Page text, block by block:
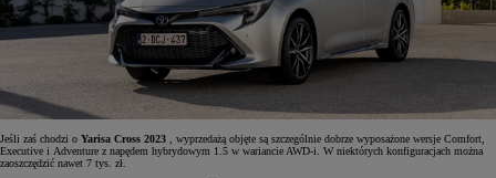
Jeśli zaś chodzi o Yarisa Cross 2023
, wyprzedażą objęte są szczególnie dobrze wyposażone wersje Comfort,
Executive i Adventure z napędem hybrydowym 1.5 w wariancie AWD-i. W niektórych konfiguracjach można
zaoszczędzić nawet 7 tys. zł.